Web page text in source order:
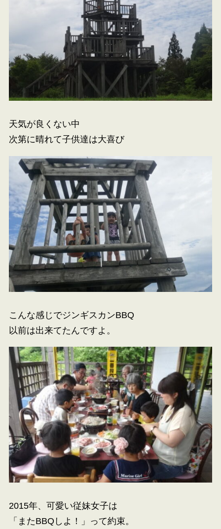
天気が良くない中
次第に晴れて子供達は大喜び
こんな感じでジンギスカンBBQ
以前は出来てたんですよ。
2015年、可愛い従妹女子は
「またBBQしよ！」って約束。